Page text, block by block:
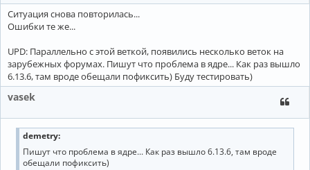
Ситуация снова повторилась...
Ошибки те же...
UPD: Параллельно с этой веткой, появились несколько веток на
зарубежных форумах. Пишут что проблема в ядре... Как раз вышло
6.13.6, там вроде обещали пофиксить) Буду тестировать)
vasek
demetry:
Пишут что проблема в ядре... Как раз вышло 6.13.6, там вроде
обещали пофиксить)